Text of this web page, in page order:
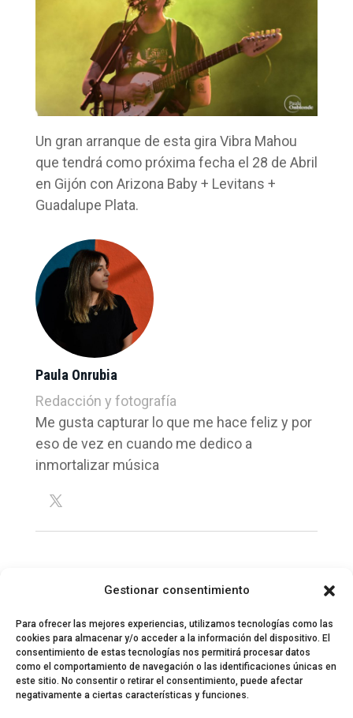
Gestionar consentimiento
Para ofrecer las mejores experiencias, utilizamos tecnologías como las
cookies para almacenar y/o acceder a la información del dispositivo. El
consentimiento de estas tecnologías nos permitirá procesar datos
como el comportamiento de navegación o las identificaciones únicas en
este sitio. No consentir o retirar el consentimiento, puede afectar
negativamente a ciertas características y funciones.
Un gran arranque de esta gira Vibra Mahou
que tendrá como próxima fecha el 28 de Abril
en Gijón con Arizona Baby + Levitans +
Guadalupe Plata.
Paula Onrubia
Redacción y fotografía
Me gusta capturar lo que me hace feliz y por
eso de vez en cuando me dedico a
inmortalizar música